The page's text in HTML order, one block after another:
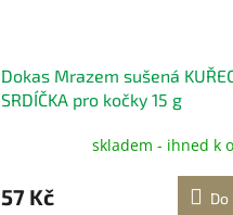
Dokas Mrazem sušená
SRDÍČKA pro kočky 15 g
skladem - ihned k
57 Kč Do